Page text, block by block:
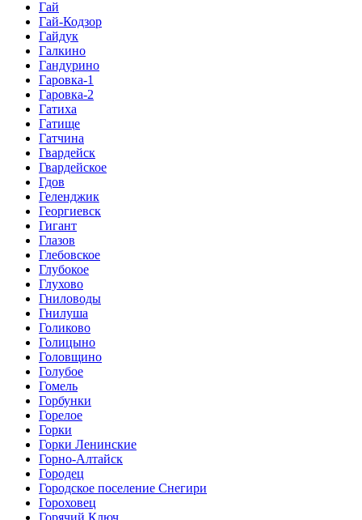
Гай
Гай-Кодзор
Гайдук
Галкино
Гандурино
Гаровка-1
Гаровка-2
Гатиха
Гатище
Гатчина
Гвардейск
Гвардейское
Гдов
Геленджик
Георгиевск
Гигант
Глазов
Глебовское
Глубокое
Глухово
Гниловоды
Гнилуша
Голиково
Голицыно
Головщино
Голубое
Гомель
Горбунки
Горелое
Горки
Горки Ленинские
Горно-Алтайск
Городец
Городское поселение Снегири
Гороховец
Горячий Ключ